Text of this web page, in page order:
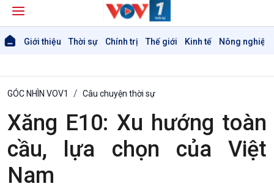
Giới thiệu Thời sự Chính trị Thế giới Kinh tế Nông nghiệp
GÓC NHÌN VOV1 Câu chuyện thời sự
Xăng E10: Xu hướng toàn
cầu, lựa chọn của Việt
Nam